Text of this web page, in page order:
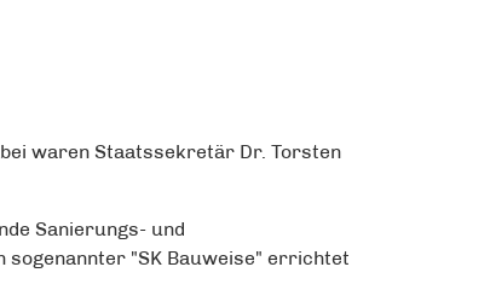
waren Staatssekretär Dr. Torsten
Sanierungs- und
sogenannter "SK Bauweise" errichtet